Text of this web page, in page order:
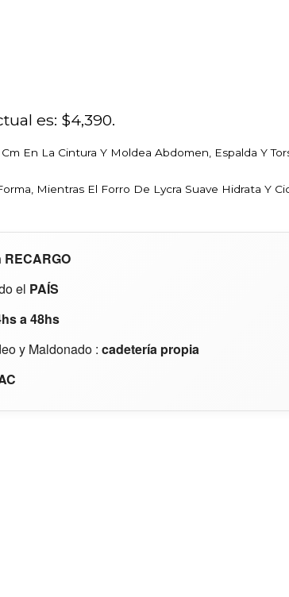
es: $4,390.
En La Cintura Y Moldea Abdomen, Espalda Y
Mientras El Forro De Lycra Suave Hidrata Y
RECARGO
el PAÍS
a 48hs
y Maldonado : cadetería propia